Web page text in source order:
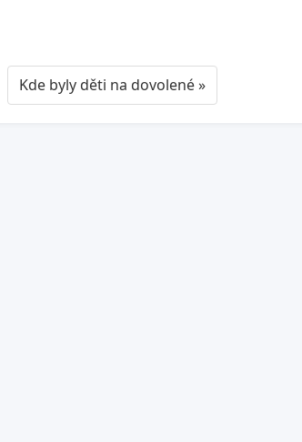
Kde byly děti na dovolené »